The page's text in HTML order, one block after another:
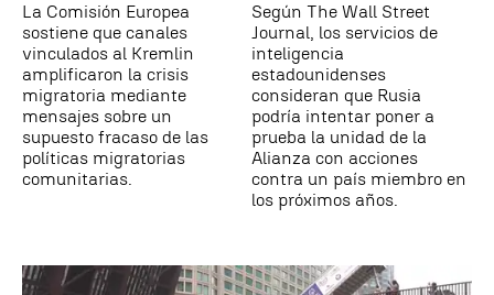
La Comisión Europea
sostiene que canales
vinculados al Kremlin
amplificaron la crisis
migratoria mediante
mensajes sobre un
supuesto fracaso de las
políticas migratorias
comunitarias.
Según The Wall Street
Journal, los servicios de
inteligencia
estadounidenses
consideran que Rusia
podría intentar poner a
prueba la unidad de la
Alianza con acciones
contra un país miembro en
los próximos años.